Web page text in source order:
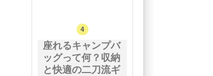
座れるキャンプバ
ッグって何？収納
と快適の二刀流ギ